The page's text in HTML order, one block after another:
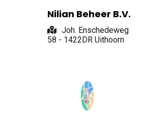
Nilian Beheer B.V.
Joh. Enschedeweg
58 - 1422DR Uithoorn